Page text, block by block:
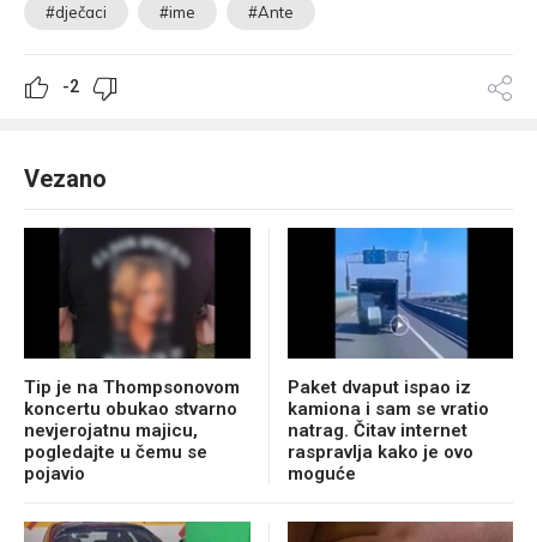
#dječaci #ime #Ante
-2
Vezano
Tip je na Thompsonovom
koncertu obukao stvarno
nevjerojatnu majicu,
pogledajte u čemu se
pojavio
Paket dvaput ispao iz
kamiona i sam se vratio
natrag. Čitav internet
raspravlja kako je ovo
moguće